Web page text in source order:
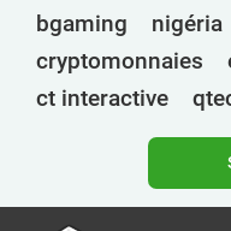
Madagascar
Malawi
Maurice
bgaming
nigéria
cryptomonnaies
ct interactive
inde
technologies